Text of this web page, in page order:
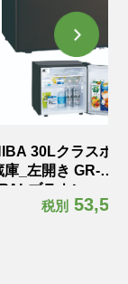
30Lクラスホ
庫_左開き GR-
ブラウン
税別